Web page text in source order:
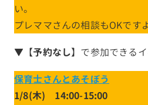
い。
プレママさんの相談もOKですよ
▼【予約なし】で参加できる
保育士さんとあそぼう
1/8(木) 14:00-15:00